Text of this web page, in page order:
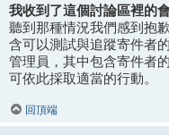
我收到了這個討論區裡的
聽到那種情況我們感到抱
含可以測試與追蹤寄件者
管理員，其中包含寄件者
可依此採取適當的行動。
回頂端